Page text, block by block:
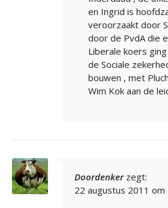
en Ingrid is
veroorzaakt door
door de PvdA die
Liberale koers
de Sociale
bouwen , met
Wim Kok aan de
Doordenker zegt:
22 augustus 2011 om